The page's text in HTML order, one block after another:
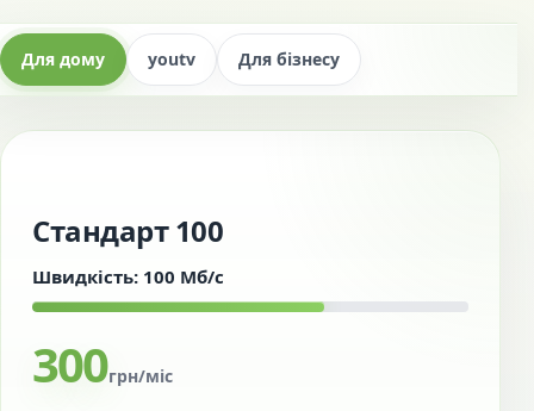
Для дому youtv Для бізнесу
Стандарт 100
Швидкість: 100 Мб/с
300грн/міс